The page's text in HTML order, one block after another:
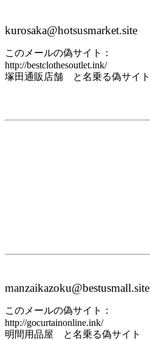
kurosaka@hotsusmarket.site
このメールの偽サイト：
http://bestclothesoutlet.ink/
塚田通販店舗 と名乗る偽サイト
manzaikazoku@bestusmall.site
このメールの偽サイト：
http://gocurtainonline.ink/
明間用品屋 と名乗る偽サイト